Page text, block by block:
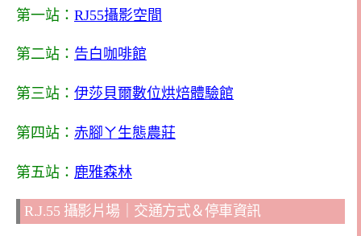
第一站： RJ55攝影空間
第二站： 告白咖啡館
第三站： 伊莎貝爾數位烘焙體驗館
第四站： 赤腳ㄚ生態農莊
第五站： 鹿雅森林
R.J.55 攝影片場｜交通方式＆停車資訊